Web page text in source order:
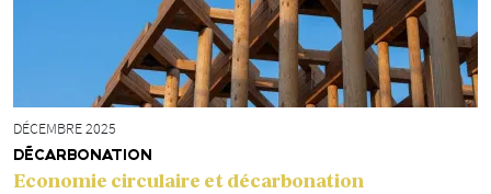
DÉCEMBRE 2025
DÉCARBONATION
Economie circulaire et décarbonation